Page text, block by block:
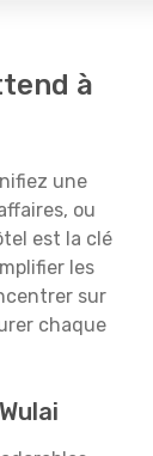
à
une
ou
est la clé
les
sur
chaque